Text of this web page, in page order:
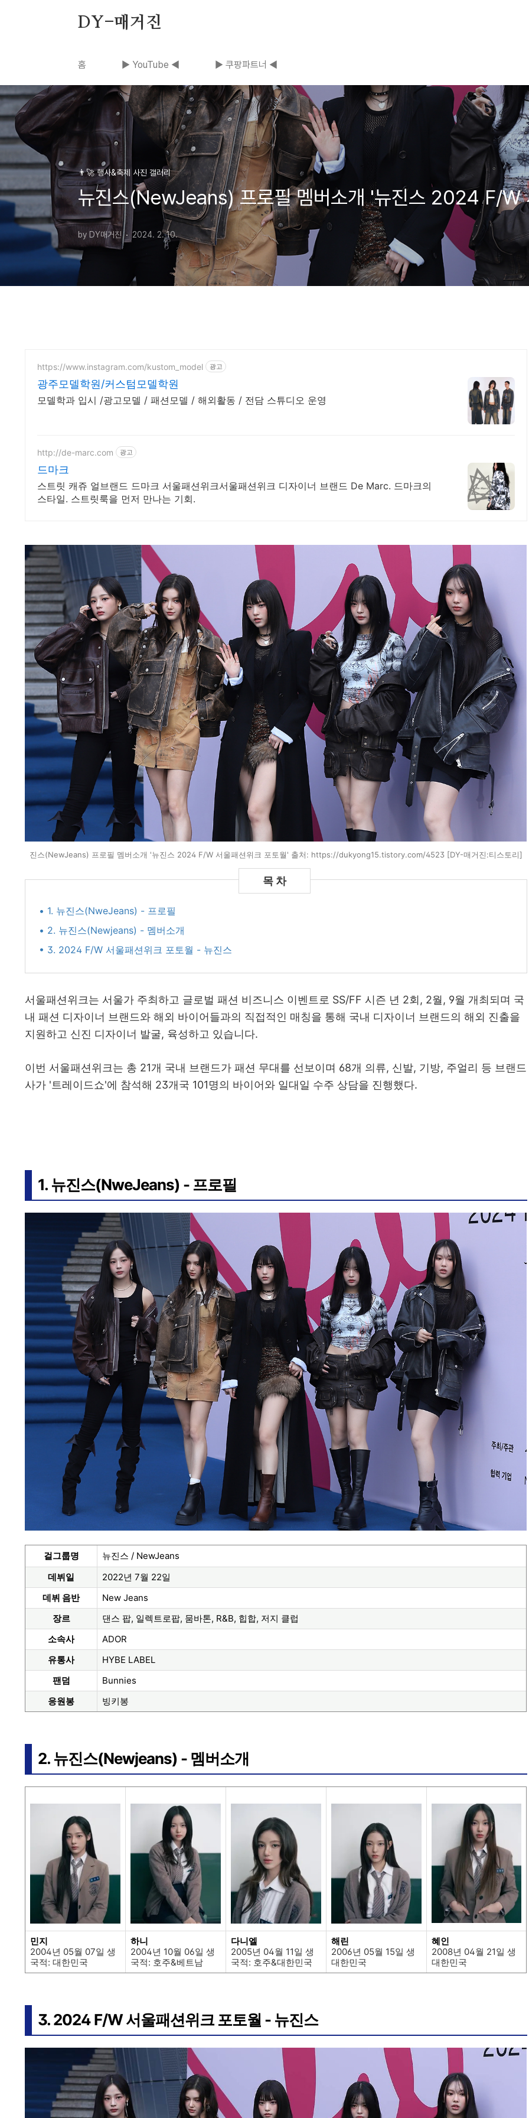
DY-매거진
홈 ▶ YouTube ◀ ▶ 쿠팡파트너 ◀
👨‍🚀 행사&축제 사진 갤러리
뉴진스(NewJeans) 프로필 멤버소개 '뉴진스 2024 F/W
by DY매거진 2024. 2. 10.
https://www.instagram.com/kustom_model 광고
광주모델학원/커스텀모델학원
모델학과 입시 /광고모델 / 패션모델 / 해외활동 / 전담 스튜디오 운영
http://de-marc.com 광고
드마크
스트릿 캐쥬 얼브랜드 드마크 서울패션위크서울패션위크 디자이너 브랜드 De Marc. 드마크의
스타일. 스트릿룩을 먼저 만나는 기회.
진스(NewJeans) 프로필 멤버소개 '뉴진스 2024 F/W 서울패션위크 포토월' 출처: https://dukyong15.tistory.com/4523 [DY-매거진:티스토리]
• 1. 뉴진스(NweJeans) - 프로필
• 2. 뉴진스(Newjeans) - 멤버소개
• 3. 2024 F/W 서울패션위크 포토월 - 뉴진스
서울패션위크는 서울가 주최하고 글로벌 패션 비즈니스 이벤트로 SS/FF 시즌 년 2회, 2월, 9월 개최되며 국
내 패션 디자이너 브랜드와 해외 바이어들과의 직접적인 매칭을 통해 국내 디자이너 브랜드의 해외 진출을
지원하고 신진 디자이너 발굴, 육성하고 있습니다.
이번 서울패션위크는 총 21개 국내 브랜드가 패션 무대를 선보이며 68개 의류, 신발, 기방, 주얼리 등 브랜드
사가 '트레이드쇼'에 참석해 23개국 101명의 바이어와 일대일 수주 상담을 진행했다.
1. 뉴진스(NweJeans) - 프로필
걸그룹명
뉴진스 / NewJeans
데뷔일
2022년 7월 22일
데뷔 음반
New Jeans
장르
댄스 팝, 일렉트로팝, 뭄바톤, R&B, 힙합, 저지 클럽
소속사
ADOR
유통사
HYBE LABEL
팬덤
Bunnies
응원봉
빙키봉
2. 뉴진스(Newjeans) - 멤버소개
민지
2004년 05월 07일 생
국적: 대한민국
하니
2004년 10월 06일 생
국적: 호주&베트남
다니엘
2005년 04월 11일 생
국적: 호주&대한민국
해린
2006년 05월 15일 생
대한민국
혜인
2008년 04월 21일 생
대한민국
3. 2024 F/W 서울패션위크 포토월 - 뉴진스